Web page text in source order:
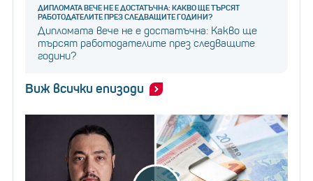
ДИПЛОМАТА ВЕЧЕ НЕ Е ДОСТАТЪЧНА: КАКВО ЩЕ ТЪРСЯТ
РАБОТОДАТЕЛИТЕ ПРЕЗ СЛЕДВАЩИТЕ ГОДИНИ?
Дипломата вече не е достатъчна: Какво ще
търсят работодателите през следващите
години?
Виж всички епизоди